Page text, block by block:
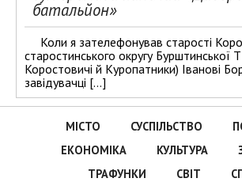
батальйон»
Коли я зателефонував старості
старостинського округу Бурштинської
Коростовичі й Куропатники) Іванові
завідувачці […]
МІСТО СУСПІЛЬСТВО
ЕКОНОМІКА
КУЛЬТУРА
ТРАФУНКИ
СВІТ